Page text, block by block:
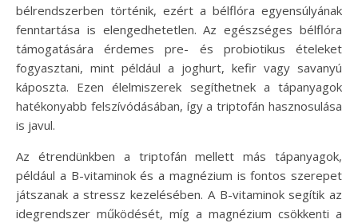
bélrendszerben történik, ezért a bélflóra egyensúlyának
fenntartása is elengedhetetlen. Az egészséges bélflóra
támogatására érdemes pre- és probiotikus ételeket
fogyasztani, mint például a joghurt, kefir vagy savanyú
káposzta. Ezen élelmiszerek segíthetnek a tápanyagok
hatékonyabb felszívódásában, így a triptofán hasznosulása
is javul.
Az étrendünkben a triptofán mellett más tápanyagok,
például a B-vitaminok és a magnézium is fontos szerepet
játszanak a stressz kezelésében. A B-vitaminok segítik az
idegrendszer működését, míg a magnézium csökkenti a